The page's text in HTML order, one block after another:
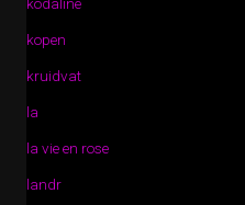
kopen
kruidvat
la
la vie en rose
landr